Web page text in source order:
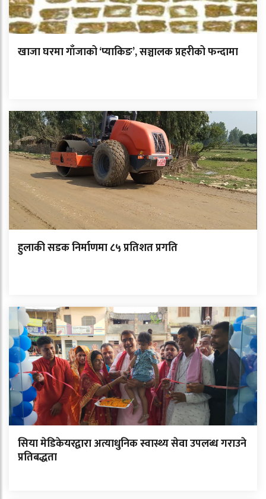
खाजा घरमा गाँजाको ‘प्याकिङ’, सञ्चालक प्रहरीको फन्दामा
हुलाकी सडक निर्माणमा ८५ प्रतिशत प्रगति
सिया मेडिकेयरद्वारा अत्याधुनिक स्वास्थ्य सेवा उपलब्ध गराउने
प्रतिबद्धता